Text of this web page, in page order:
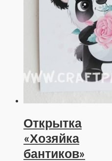
Открытка
«Хозяйка
бантиков»